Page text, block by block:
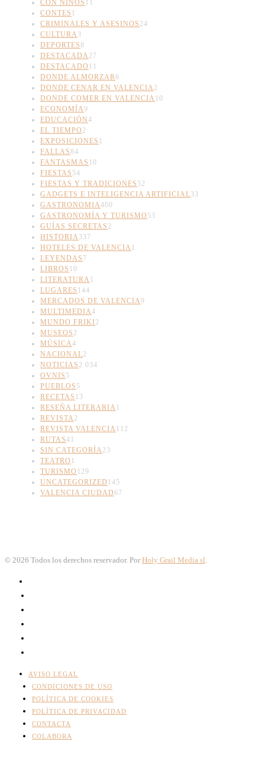
CON NIÑOS 11
CONTES 1
CRIMINALES Y ASESINOS 24
CULTURA3
DEPORTES8
DESTACADA27
DESTACADO 11
DONDE ALMORZAR6
DONDE CENAR EN VALENCIA2
DONDE COMER EN VALENCIA10
ECONOMÍA9
EDUCACIÓN4
EL TIEMPO 2
EXPOSICIONES 1
FALLAS84
FANTASMAS 10
FIESTAS 54
FIESTAS Y TRADICIONES 52
GADGETS E INTELIGENCIA ARTIFICIAL33
GASTRONOMIA400
GASTRONOMÍA Y TURISMO 53
GUÍAS SECRETAS 2
HISTORIA337
HOTELES DE VALENCIA1
LEYENDAS 7
LIBROS 10
LITERATURA1
LUGARES 144
MERCADOS DE VALENCIA9
MULTIMEDIA4
MUNDO FRIKI2
MUSEOS 2
MÚSICA4
NACIONAL2
NOTICIAS 2.034
OVNIS 5
PUEBLOS 5
RECETAS 13
RESEÑA LITERARIA1
REVISTA2
REVISTA VALENCIA112
RUTAS41
SIN CATEGORÍA23
TEATRO 1
TURISMO 129
UNCATEGORIZED 145
VALENCIA CIUDAD67
© 2026 Todos los derechos reservador. Por Holy Grail Media sl
AVISO LEGAL
CONDICIONES DE USO
POLÍTICA DE COOKIES
POLÍTICA DE PRIVACIDAD
CONTACTA
COLABORA